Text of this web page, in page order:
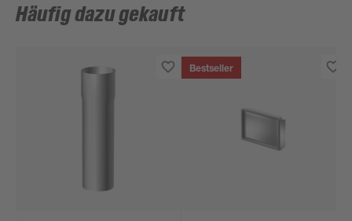
Häufig dazu gekauft
Bestseller